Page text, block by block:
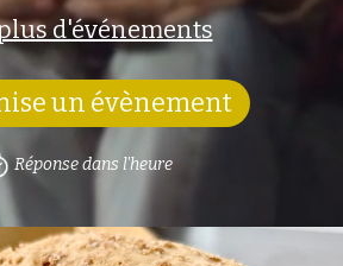
d'événements
un évènement
Réponse dans l'heure